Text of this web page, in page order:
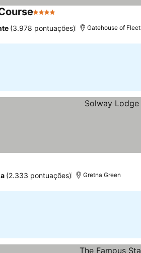
4 Estrelas
(3.978 pontuações) Gatehouse of Fleet
(2.333 pontuações) Gretna Green